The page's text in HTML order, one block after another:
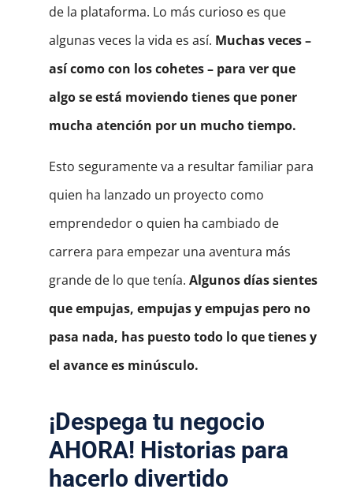
de la plataforma. Lo más curioso es que
algunas veces la vida es así. Muchas veces –
así como con los cohetes – para ver que
algo se está moviendo tienes que poner
mucha atención por un mucho tiempo.
Esto seguramente va a resultar familiar para
quien ha lanzado un proyecto como
emprendedor o quien ha cambiado de
carrera para empezar una aventura más
grande de lo que tenía. Algunos días sientes
que empujas, empujas y empujas pero no
pasa nada, has puesto todo lo que tienes y
el avance es minúsculo.
¡Despega tu negocio
AHORA! Historias para
hacerlo divertido